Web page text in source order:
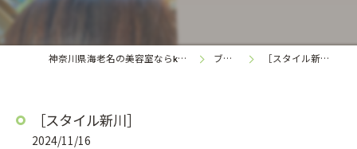
神奈川県海老名の美容室ならkoselig ブログ ［スタイル新川］
［スタイル新川］
2024/11/16